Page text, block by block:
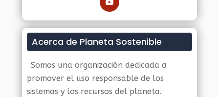
Acerca de Planeta Sostenible
Somos una organización dedicada a
promover el uso responsable de los
sistemas y los recursos del planeta.